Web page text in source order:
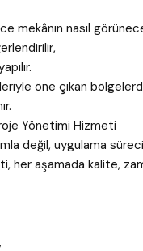
mekânın nasıl
öne çıkan
Yönetimi Hizmeti
değil, uygulama
her aşamada kalite,